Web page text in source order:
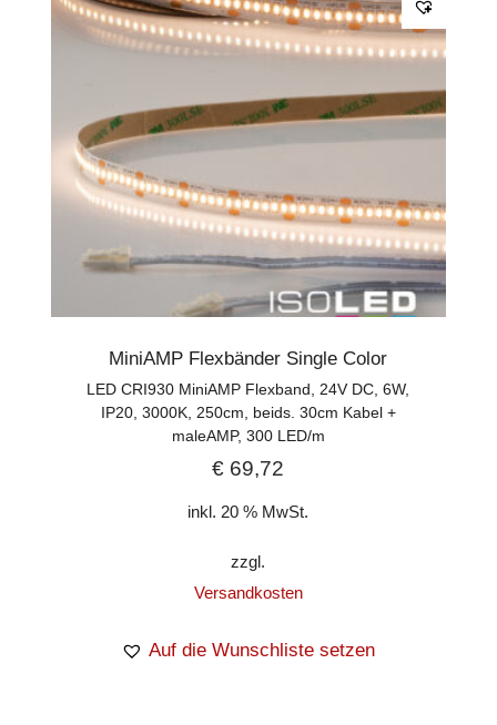
MiniAMP Flexbänder Single Color
LED CRI930 MiniAMP Flexband, 24V DC, 6W,
IP20, 3000K, 250cm, beids. 30cm Kabel +
maleAMP, 300 LED/m
€ 69,72
inkl. 20 % MwSt.
zzgl.
Versandkosten
Auf die Wunschliste setzen